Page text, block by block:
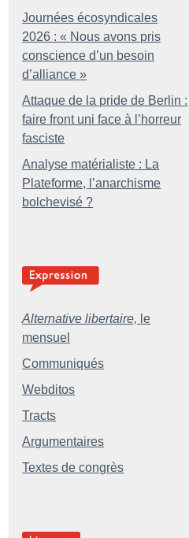
Journées écosyndicales
2026 : « Nous avons pris
conscience d’un besoin
d’alliance »
Attaque de la pride de Berlin :
faire front uni face à l’horreur
fasciste
Analyse matérialiste : La
Plateforme, l’anarchisme
bolchevisé ?
Alternative libertaire, le
mensuel
Communiqués
Webditos
Tracts
Argumentaires
Textes de congrès